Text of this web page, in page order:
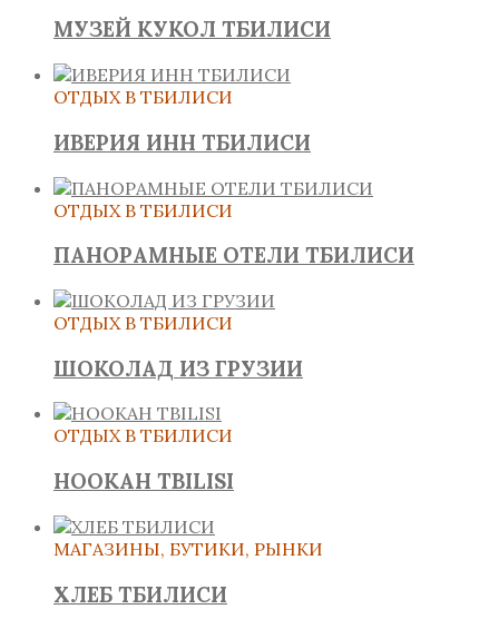
МУЗЕЙ КУКОЛ ТБИЛИСИ
ОТДЫХ В ТБИЛИСИ
ИВЕРИЯ ИНН ТБИЛИСИ
ОТДЫХ В ТБИЛИСИ
ПАНОРАМНЫЕ ОТЕЛИ ТБИЛИСИ
ОТДЫХ В ТБИЛИСИ
ШОКОЛАД ИЗ ГРУЗИИ
ОТДЫХ В ТБИЛИСИ
HOOKAH TBILISI
МАГАЗИНЫ, БУТИКИ, РЫНКИ
ХЛЕБ ТБИЛИСИ